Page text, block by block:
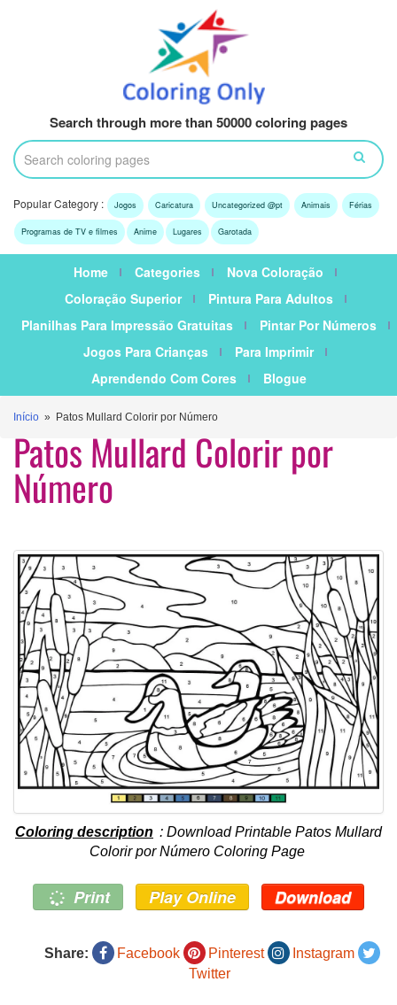
Search through more than 50000 coloring pages
Popular Category : Jogos Caricatura Uncategorized @pt Animais Férias
Programas de TV e filmes Anime Lugares Garotada
Home Categories
Nova Coloração
Coloração Superior
Pintura Para Adultos
Planilhas Para Impressão Gratuitas
Pintar Por Números
Jogos Para Crianças
Para Imprimir
Aprendendo Com Cores
Blogue
Início » Patos Mullard Colorir por Número
Patos Mullard Colorir por
Número
Coloring description : Download Printable Patos Mullard
Colorir por Número Coloring Page
Print Play Online Download
Share: Facebook Pinterest
Instagram
Twitter